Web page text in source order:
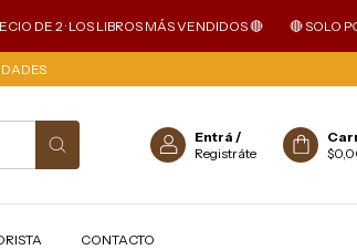
2 · LOS LIBROS MÁS VENDIDOS 🔴 🔴 SOLO POR
Entrá /
Registráte
CONTACTO